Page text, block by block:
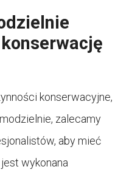
konserwacyjne,
zalecamy
aby mieć
wykonana